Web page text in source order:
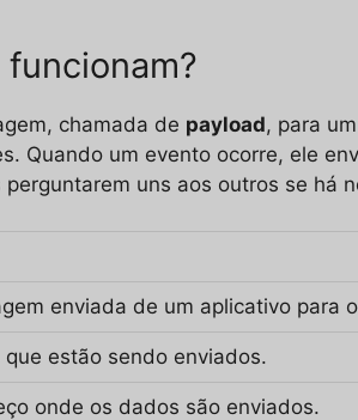
chamada de payload, para
Quando um evento ocorre, ele
uns aos outros se há
enviada de um aplicativo para
que estão sendo enviados.
onde os dados são enviados.